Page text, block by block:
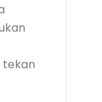
tekan